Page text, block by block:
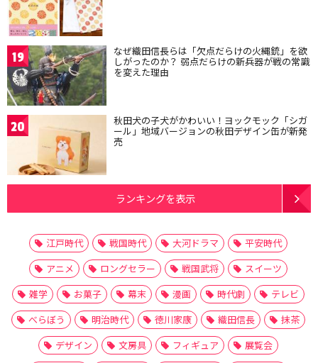
19 なぜ織田信長らは「欠点だらけの火縄銃」を欲
しがったのか？ 弱点だらけの新兵器が戦の常識
を変えた理由
20 秋田犬の子犬がかわいい！ヨックモック「シガ
ール」地域バージョンの秋田デザイン缶が新発
売
ランキングを表示
江戸時代 戦国時代 大河ドラマ
平安時代
アニメ
ロングセラー 戦国武将
スイーツ
雑学
お菓子 幕末 漫画 時代劇
テレビ
べらぼう
明治時代 徳川家康 織田信長
抹茶
デザイン
文房具 フィギュア
展覧会